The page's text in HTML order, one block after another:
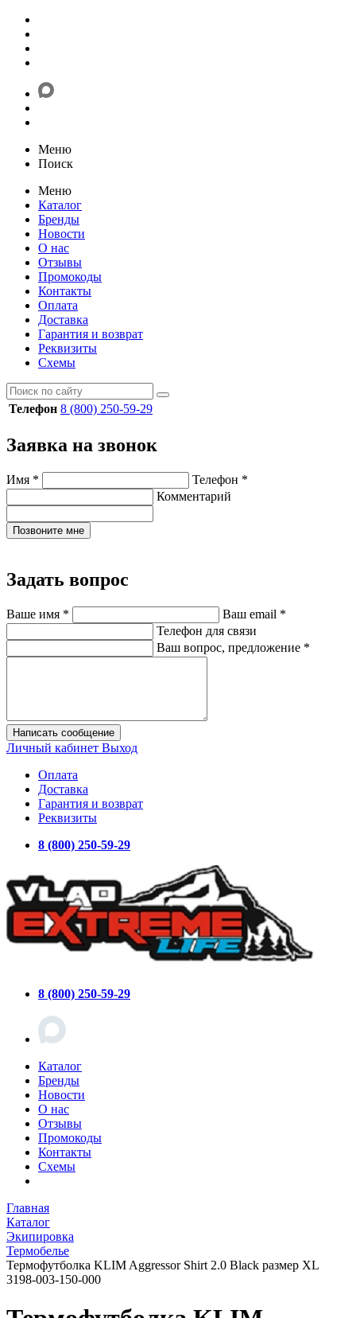
Меню
Поиск
Меню
Каталог
Бренды
Новости
О нас
Отзывы
Промокоды
Контакты
Оплата
Доставка
Гарантия и возврат
Реквизиты
Схемы
Телефон 8 (800) 250-59-29
Заявка на звонок
Имя * Телефон *
Комментарий
Позвоните мне
Задать вопрос
Ваше имя * Ваш email *
Телефон для связи
Ваш вопрос, предложение *
Написать сообщение
Личный кабинет Выход
Оплата
Доставка
Гарантия и возврат
Реквизиты
8 (800) 250-59-29
8 (800) 250-59-29
Каталог
Бренды
Новости
О нас
Отзывы
Промокоды
Контакты
Схемы
Главная
Каталог
Экипировка
Термобелье
Термофутболка KLIM Aggressor Shirt 2.0 Black размер XL
3198-003-150-000